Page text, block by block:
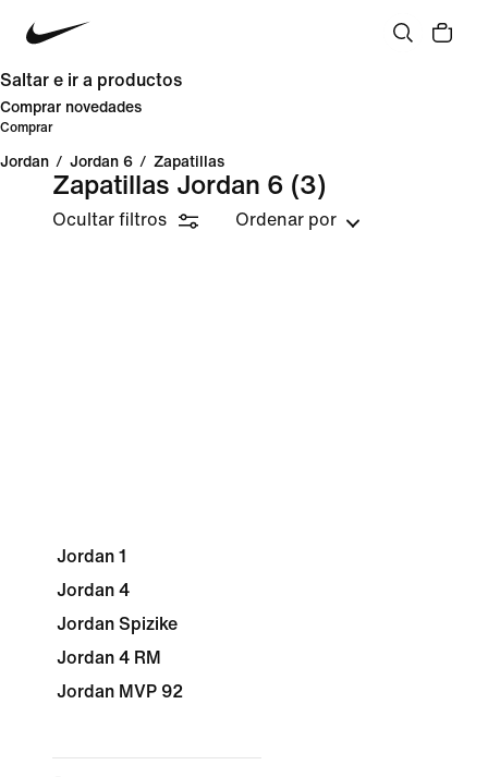
Saltar e ir a productos
Comprar novedades
Comprar
Jordan / Jordan 6 / Zapatillas
Zapatillas Jordan 6 (3)
Ocultar filtros Ordenar por
Jordan 1
Jordan 4
Jordan Spizike
Jordan 4 RM
Jordan MVP 92